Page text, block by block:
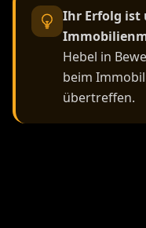
Ihr Erfolg ist
Hebel in
beim
übertreffen.